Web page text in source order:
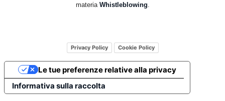
materia Whistleblowing.
Privacy Policy Cookie Policy
Informativa sulla raccolta
Le tue preferenze relative alla privacy